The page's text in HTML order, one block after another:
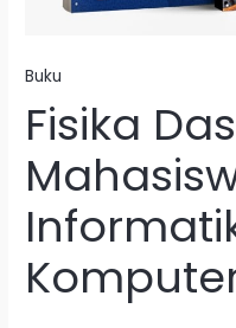
Buku
Fisika